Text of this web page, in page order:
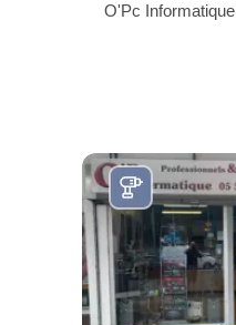
O'Pc Informatique